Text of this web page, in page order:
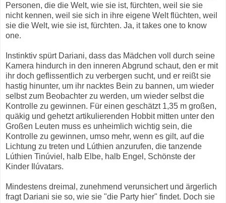
Personen, die die Welt, wie sie ist, fürchten, weil sie sie
nicht kennen, weil sie sich in ihre eigene Welt flüchten, weil
sie die Welt, wie sie ist, fürchten. Ja, it takes one to know
one.
Instinktiv spürt Dariani, dass das Mädchen voll durch seine
Kamera hindurch in den inneren Abgrund schaut, den er mit
ihr doch geflissentlich zu verbergen sucht, und er reißt sie
hastig hinunter, um ihr nacktes Bein zu bannen, um wieder
selbst zum Beobachter zu werden, um wieder selbst die
Kontrolle zu gewinnen. Für einen geschätzt 1,35 m großen,
quäkig und gehetzt artikulierenden Hobbit mitten unter den
Großen Leuten muss es unheimlich wichtig sein, die
Kontrolle zu gewinnen, umso mehr, wenn es gilt, auf die
Lichtung zu treten und Lúthien anzurufen, die tanzende
Lúthien Tinúviel, halb Elbe, halb Engel, Schönste der
Kinder Ilúvatars.
Mindestens dreimal, zunehmend verunsichert und ärgerlich
fragt Dariani sie so, wie sie "die Party hier" findet. Doch sie